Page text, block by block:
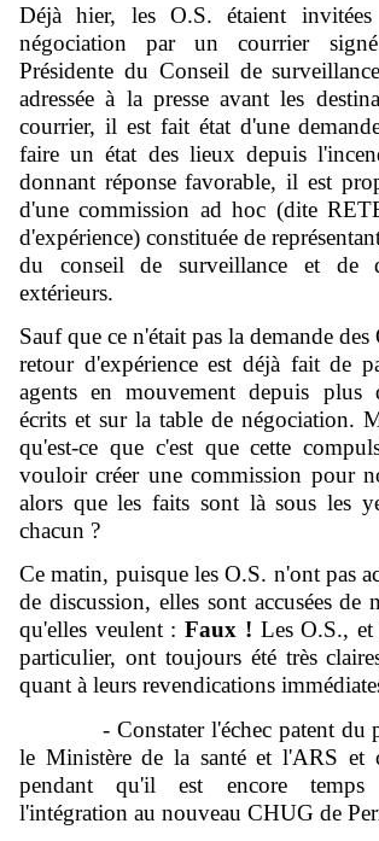
Déjà hier, les O.S. étaient
négociation par un courrier
Présidente du Conseil de
adressée à la presse avant les
courrier, il est fait état d'une
faire un état des lieux depuis
donnant réponse favorable, il est
d'une commission ad hoc (dite
d'expérience) constituée de
du conseil de surveillance et de
extérieurs.
Sauf que ce n'était pas la demande
retour d'expérience est déjà fait de
agents en mouvement depuis plus
écrits et sur la table de négociation.
qu'est-ce que c'est que cette
vouloir créer une commission pour
alors que les faits sont là sous les
chacun ?
Ce matin, puisque les O.S. n'ont pas
de discussion, elles sont accusées de
qu'elles veulent :Faux ! Les O.S.,
particulier, ont toujours été très
quant à leurs revendications
- Constater l'échec patent du
le Ministère de la santé et l'ARS et
pendant qu'il est encore temps
l'intégration au nouveau CHUG de